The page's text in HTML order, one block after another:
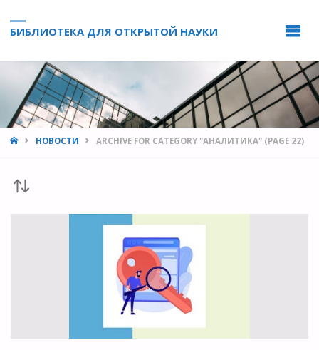
БИБЛИОТЕКА ДЛЯ ОТКРЫТОЙ НАУКИ
HOMEНОВОСТИ ARCHIVE FOR CATEGORY "АНАЛИТИКА" (PAGE 22)